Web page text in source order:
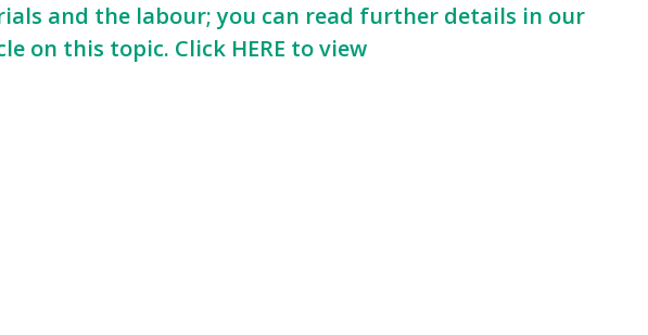
and the labour; you can read further details in our
on this topic. Click HERE to view